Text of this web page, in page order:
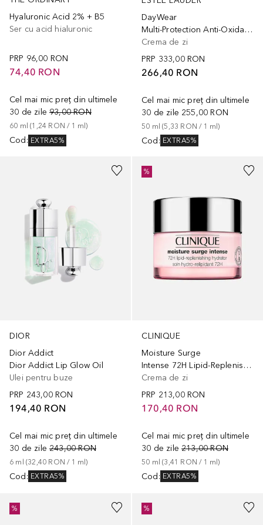
Hyaluronic Acid 2% + B5
Ser cu acid hialuronic
PRP 96,00 RON
74,40 RON
Cel mai mic preț din ultimele
30 de zile 93,00 RON
60 ml (1,24 RON / 1 ml)
Cod : EXTRA5%
DayWear
Multi-Protection Anti-Oxidant 24H-Moisture Creme SPF15
Crema de zi
PRP 333,00 RON
266,40 RON
Cel mai mic preț din ultimele
30 de zile 255,00 RON
50 ml (5,33 RON / 1 ml)
Cod : EXTRA5%
DIOR
Dior Addict
Dior Addict Lip Glow Oil
Ulei pentru buze
PRP 243,00 RON
194,40 RON
Cel mai mic preț din ultimele
30 de zile 243,00 RON
6 ml (32,40 RON / 1 ml)
Cod : EXTRA5%
+5
CLINIQUE
Moisture Surge
Intense 72H Lipid-Replenishing Hydrator
Crema de zi
PRP 213,00 RON
170,40 RON
Cel mai mic preț din ultimele
30 de zile 213,00 RON
50 ml (3,41 RON / 1 ml)
Cod : EXTRA5%
%
% %